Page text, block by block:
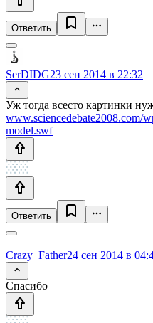
Ответить
SerDIDG23 сен 2014 в 22:32
Уж тогда всесто картинки
www.sciencedebate2008.com/
model.swf
Ответить
Crazy_Father24 сен 2014 в
Спасибо